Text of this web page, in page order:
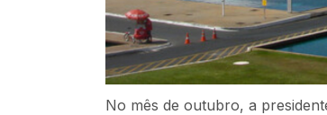
No mês de outubro, a